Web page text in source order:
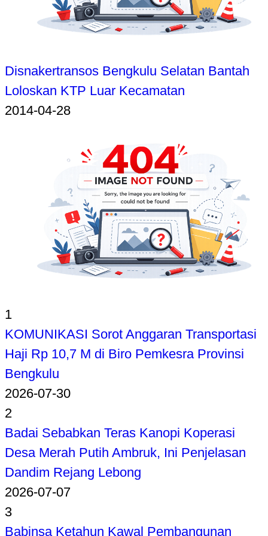
Disnakertransos Bengkulu Selatan Bantah
Loloskan KTP Luar Kecamatan
2014-04-28
1
KOMUNIKASI Sorot Anggaran Transportasi
Haji Rp 10,7 M di Biro Pemkesra Provinsi
Bengkulu
2026-07-30
2
Badai Sebabkan Teras Kanopi Koperasi
Desa Merah Putih Ambruk, Ini Penjelasan
Dandim Rejang Lebong
2026-07-07
3
Babinsa Ketahun Kawal Pembangunan